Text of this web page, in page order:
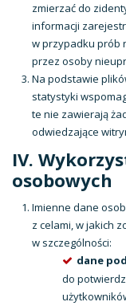
zmierzać do
informacji
w przypadku prób
przez osoby
Na podstawie
statystyki
te nie zawierają
odwiedzające
IV.
osobowych
Imienne dane
z celami, w jakich
w szczególności:
dane
do